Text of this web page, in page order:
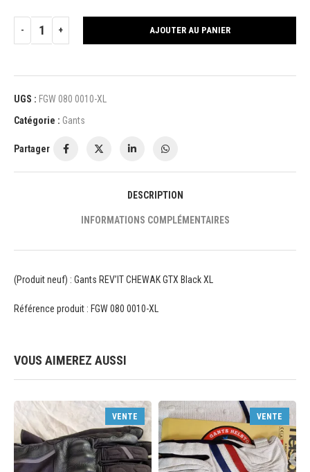
AJOUTER AU PANIER
UGS : FGW 080 0010-XL
Catégorie : Gants
Partager
DESCRIPTION
INFORMATIONS COMPLÉMENTAIRES
(Produit neuf) : Gants REV’IT CHEWAK GTX Black XL
Référence produit : FGW 080 0010-XL
VOUS AIMEREZ AUSSI
VENTE VENTE